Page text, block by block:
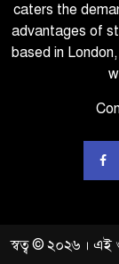
caters the
advantages of
based in
স্বত্ব © ২০২৬ । এই